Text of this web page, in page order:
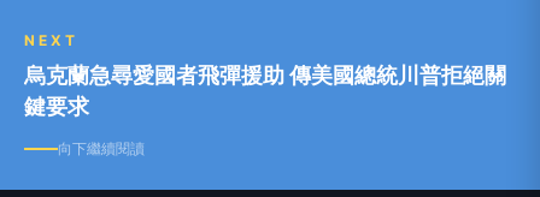
NEXT
烏克蘭急尋愛國者飛彈援助 傳美國總統川普拒絕關
鍵要求
向下繼續閱讀